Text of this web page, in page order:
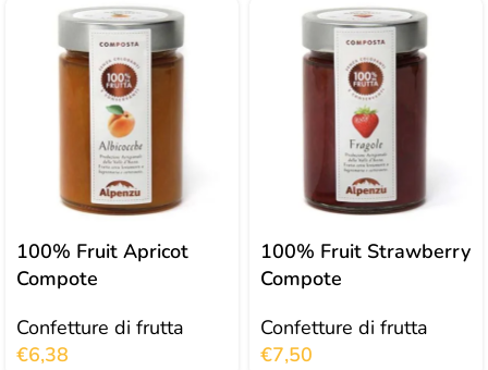
100% Fruit Apricot
Compote
Confetture di frutta
€6,38
100% Fruit Strawberry
Compote
Confetture di frutta
€7,50